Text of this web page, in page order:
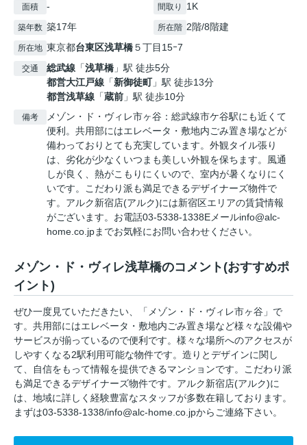
面積 - 間取り 1K
築年数 築17年 所在階 2階/8階建
所在地 東京都台東区浅草橋５丁目15ｰ7
交通 総武線 「浅草橋 」駅 徒歩5分
都営大江戸線 「新御徒町」駅 徒歩13分
都営浅草線 「蔵前 」駅 徒歩10分
備考
メゾン・ド・ヴィレ市ヶ谷：総武線市ケ谷駅にも近くて
便利。共用部にはエレベータ・敷地内ごみ置き場などが
備わっておりとても充実しています。外観タイル張り
は、劣化が少なくいつまも美しい外観を保ちます。風通
しが良く、熱がこもりにくいので、室内が暑くなりにく
いです。こだわり派も満足できるデザイナーズ物件で
す。アルク新宿店(アルク)には新宿区エリアの賃貸情報
がございます。お電話03-5338-1338Eメールinfo@alc-
home.co.jpまでお気軽にお問い合わせください。
メゾン・ド・ヴィレ浅草橋のコメント(おすすめポ
イント)
ぜひ一度見ていただきたい、「メゾン・ド・ヴィレ市ヶ谷」で
す。共用部にはエレベータ・敷地内ごみ置き場など様々な設備や
サービスが揃っているので便利です。様々な場所へのアクセスが
しやすくなる2駅利用可能な物件です。造りとデザインに関し
て、自信をもって情報を提供できるマンションです。こだわり派
も満足できるデザイナーズ物件です。アルク新宿店(アルク)に
は、地域に詳しく経験豊富なスタッフが多数在籍しております。
まずは03-5338-1338/info@alc-home.co.jpからご連絡下さい。